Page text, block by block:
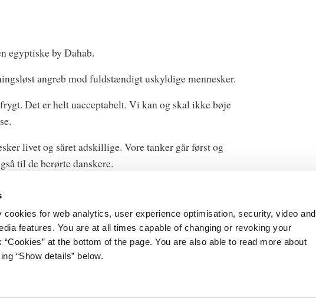
cookies for web analytics, user experience optimisation, security, video and
features. You are at all times capable of changing or revoking your
at the bottom of the page. You are also able to read more about
“Show details” below.
egyptiske by Dahab.
angreb mod fuldstændigt uskyldige mennesker.
Det er helt uacceptabelt. Vi kan og skal ikke bøje
livet og såret adskillige. Vore tanker går først og
til de berørte danskere.
11
Databeskyttelse
Tilgængelighedserklæring